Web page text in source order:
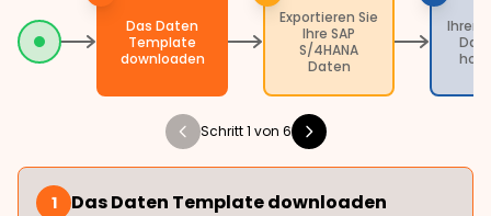
Das Daten
Template
downloaden
Exportieren Sie
Ihre SAP
S/4HANA
Daten
Ihren
Schritt 1 von 6
1 Das Daten Template downloaden